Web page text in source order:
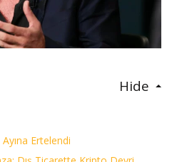
Hide
Ertelendi